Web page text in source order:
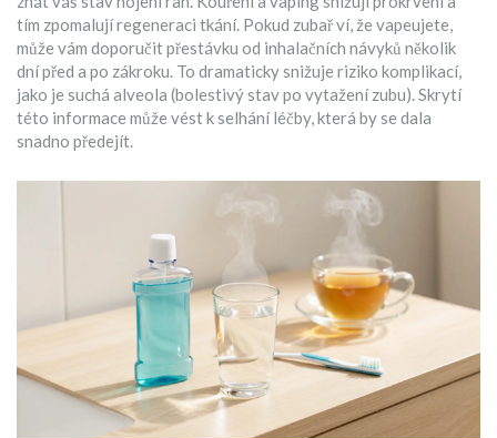
tím zpomalují regeneraci tkání. Pokud zubař ví, že vapeujete,
může vám doporučit přestávku od inhalačních návyků několik
dní před a po zákroku. To dramaticky snižuje riziko komplikací,
jako je suchá alveola (bolestivý stav po vytažení zubu). Skrytí
této informace může vést k selhání léčby, která by se dala
snadno předejít.